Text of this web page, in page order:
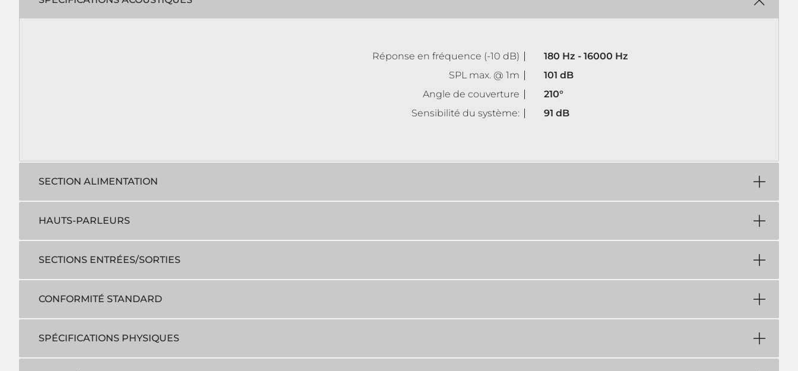
Réponse en fréquence (-10 dB)
180 Hz - 16000 Hz
SPL max. @ 1m
101 dB
Angle de couverture
210°
Sensibilité du système:
91 dB
SECTION ALIMENTATION
HAUTS-PARLEURS
SECTIONS ENTRÉES/SORTIES
CONFORMITÉ STANDARD
SPÉCIFICATIONS PHYSIQUES